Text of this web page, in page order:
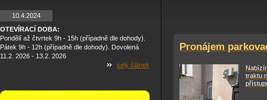
10.4.2024
OTEVÍRACÍ DOBA:
Pondělí až čtvrtek 9h - 15h (případně dle dohody).
Pátek 9h - 12h (případně dle dohody). Dovolená
11.2. 2026 - 13.2. 2026
celý článek
Pronájem
traktu